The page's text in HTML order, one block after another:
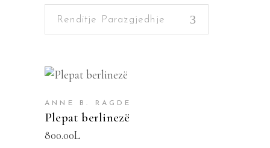
Renditje Parazgjedhje
ANNE B. RAGDE
Plepat berlinezë
800.00L